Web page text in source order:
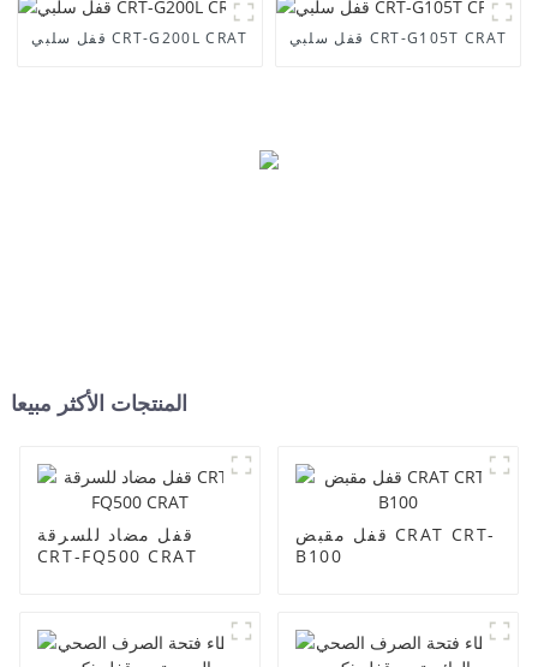
قفل سلبي CRT-G200L CRAT قفل سلبي CRT-G105T CRAT
المنتجات الأكثر مبيعا
قفل مضاد للسرقة
CRT-FQ500 CRAT
قفل مقبض CRAT CRT-
B100